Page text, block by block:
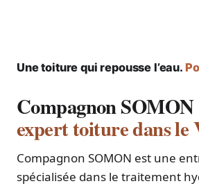
Une toiture qui repousse l’eau.
Compagnon
expert toiture dans le
Compagnon SOMON est une
spécialisée dans le traitement